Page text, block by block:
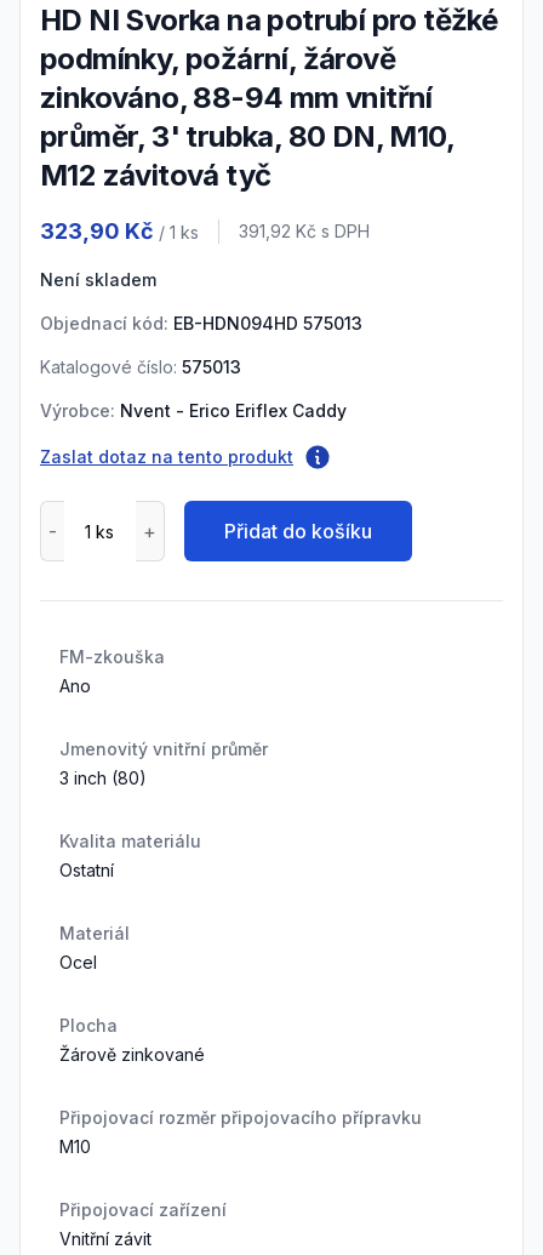
HD NI Svorka na potrubí pro těžké
podmínky, požární, žárově
zinkováno, 88-94 mm vnitřní
průměr, 3' trubka, 80 DN, M10,
M12 závitová tyč
323,90 Kč / 1 ks Cena s DPH
391,92 Kč s DPH
Není skladem
Objednací kód: EB-HDN094HD 575013
Katalogové číslo: 575013
Výrobce: Nvent - Erico Eriflex Caddy
Zaslat dotaz na tento produkt
Přidat do košíku
FM-zkouška
Ano
Jmenovitý vnitřní průměr
3 inch (80)
Kvalita materiálu
Ostatní
Materiál
Ocel
Plocha
Žárově zinkované
Připojovací rozměr připojovacího přípravku
M10
Připojovací zařízení
Vnitřní závit